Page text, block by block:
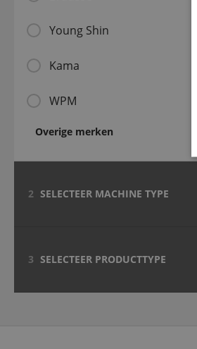
Young Shin
Kama
WPM
Overige merken
2 SELECTEER MACHINE TYPE
3 SELECTEER PRODUCTTYPE